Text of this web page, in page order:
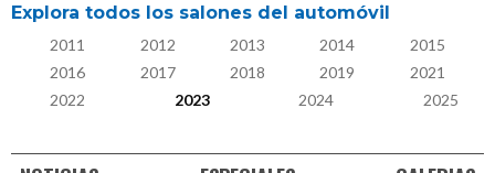
Explora todos los salones del automóvil
2011 2012 2013 2014
2015
2016
2017 2018 2019
2021
2022
2023 2024 2025